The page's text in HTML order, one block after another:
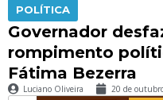
POLÍTICA
Governador
rompimento
Fátima Bezerra
Luciano Oliveira 20 de